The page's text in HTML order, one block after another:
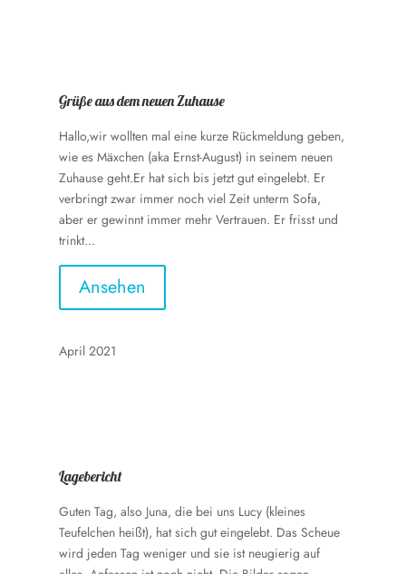
Grüße aus dem neuen Zuhause
Hallo,wir wollten mal eine kurze Rückmeldung geben,
wie es Mäxchen (aka Ernst-August) in seinem neuen
Zuhause geht.Er hat sich bis jetzt gut eingelebt. Er
verbringt zwar immer noch viel Zeit unterm Sofa,
aber er gewinnt immer mehr Vertrauen. Er frisst und
trinkt...
Ansehen
April 2021
Lagebericht
Guten Tag, also Juna, die bei uns Lucy (kleines
Teufelchen heißt), hat sich gut eingelebt. Das Scheue
wird jeden Tag weniger und sie ist neugierig auf